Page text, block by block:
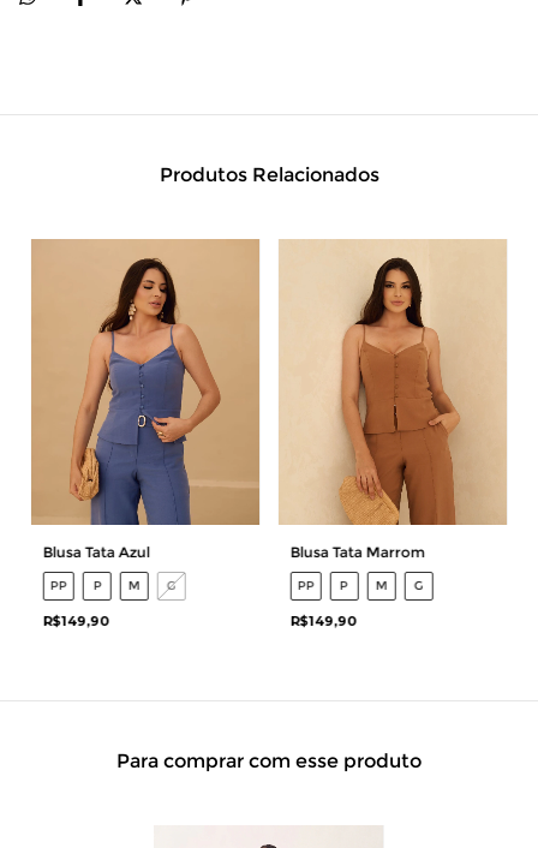
Produtos Relacionados
Blusa Tata Azul
PP P M G
R$149,90
Blusa Tata Marrom
PP P M G
R$149,90
Para comprar com esse produto